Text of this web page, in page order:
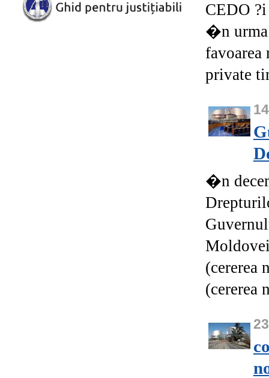
CEDO
�n
private
�n
(cererea
(cererea